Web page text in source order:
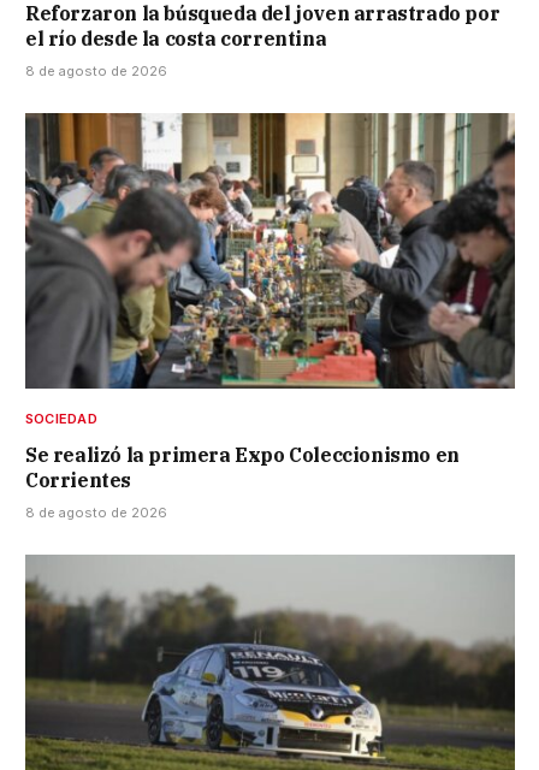
Reforzaron la búsqueda del joven arrastrado por
el río desde la costa correntina
8 de agosto de 2026
SOCIEDAD
Se realizó la primera Expo Coleccionismo en
Corrientes
8 de agosto de 2026